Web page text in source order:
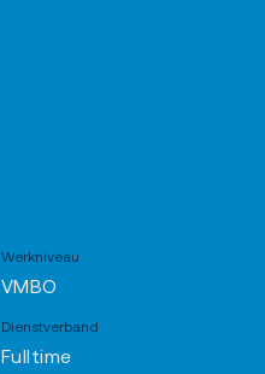
Werkniveau
VMBO
Dienstverband
Fulltime